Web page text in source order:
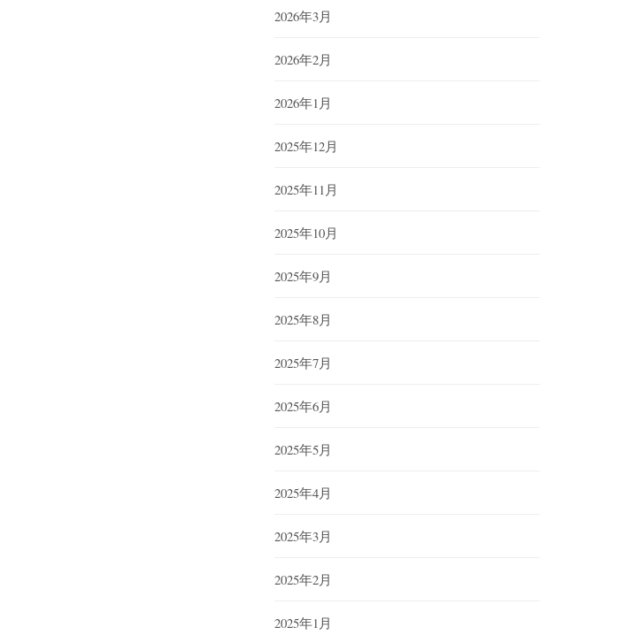
2026年3月
2026年2月
2026年1月
2025年12月
2025年11月
2025年10月
2025年9月
2025年8月
2025年7月
2025年6月
2025年5月
2025年4月
2025年3月
2025年2月
2025年1月